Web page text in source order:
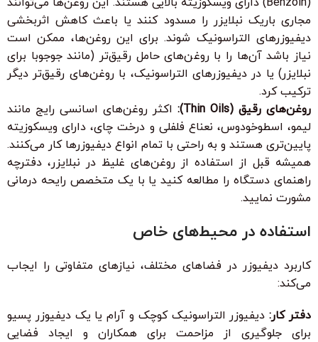
مجاری باریک نبلایزر را مسدود کنند یا باعث کاهش اثربخشی
دیفیوزرهای التراسونیک شوند. برای این روغن‌ها، ممکن است
نیاز باشد آن‌ها را با روغن‌های حامل رقیق‌تر (مانند جوجوبا برای
نبلایزر) یا در دیفیوزرهای التراسونیک، با روغن‌های رقیق‌تر دیگر
ترکیب کرد.
روغن‌های رقیق (Thin Oils):
اکثر روغن‌های اسانسی رایج مانند
لیمو، اسطوخودوس، نعناع فلفلی و درخت چای، دارای ویسکوزیته
پایین‌تری هستند و به راحتی با تمام انواع دیفیوزرها کار می‌کنند.
همیشه قبل از استفاده از روغن‌های غلیظ در نبلایزر، دفترچه
راهنمای دستگاه را مطالعه کنید یا با یک متخصص رایحه درمانی
مشورت نمایید.
استفاده در محیط‌های خاص
کاربرد دیفیوزر در فضاهای مختلف، نیازهای متفاوتی را ایجاب
می‌کند:
دفتر کار:دیفیوزر التراسونیک کوچک و آرام یا یک دیفیوزر پسیو
برای جلوگیری از مزاحمت برای همکاران و ایجاد فضایی